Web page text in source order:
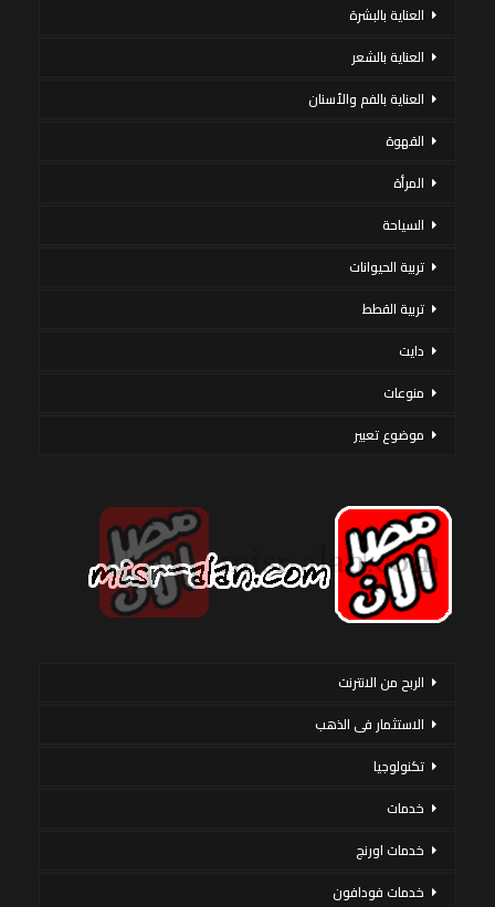
العناية بالبشرة
العناية بالشعر
العناية بالفم والأسنان
القهوة
المرأة
السياحة
تربية الحيوانات
تربية القطط
دايت
منوعات
موضوع تعبير
الربح من الانترنت
الاستثمار فى الذهب
تكنولوجيا
خدمات
خدمات اورنج
خدمات فودافون